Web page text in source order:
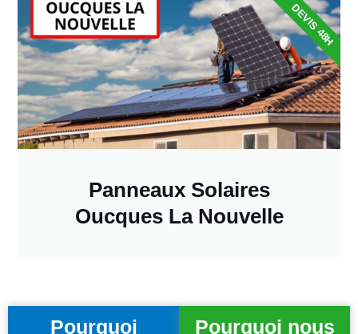
Panneaux Solaires
Oucques La Nouvelle
DEVIS 48H
Pourquoi Pourquoi nous